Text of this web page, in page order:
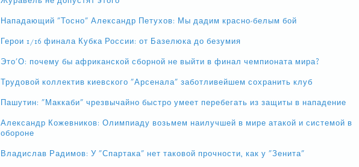
Нападающий "Тосно" Александр Петухов: Мы дадим красно-белым бой
Герои 1/16 финала Кубка России: от Базелюка до безумия
Это'О: почему бы африканской сборной не выйти в финал чемпионата мира?
Трудовой коллектив киевского "Арсенала" заботливейшем сохранить клуб
Пашутин: "Маккаби" чрезвычайно быстро умеет перебегать из защиты в нападение
Александр Кожевников: Олимпиаду возьмем наилучшей в мире атакой и системой в
обороне
Владислав Радимов: У "Спартака" нет таковой прочности, как у "Зенита"